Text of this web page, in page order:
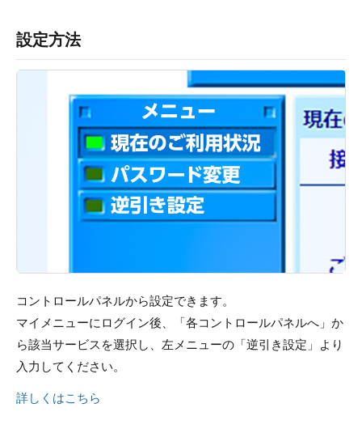
設定方法
コントロールパネルから設定できます。
マイメニューにログイン後、「各コントロールパネルへ」か
ら該当サービスを選択し、左メニューの「逆引き設定」より
入力してください。
詳しくはこちら